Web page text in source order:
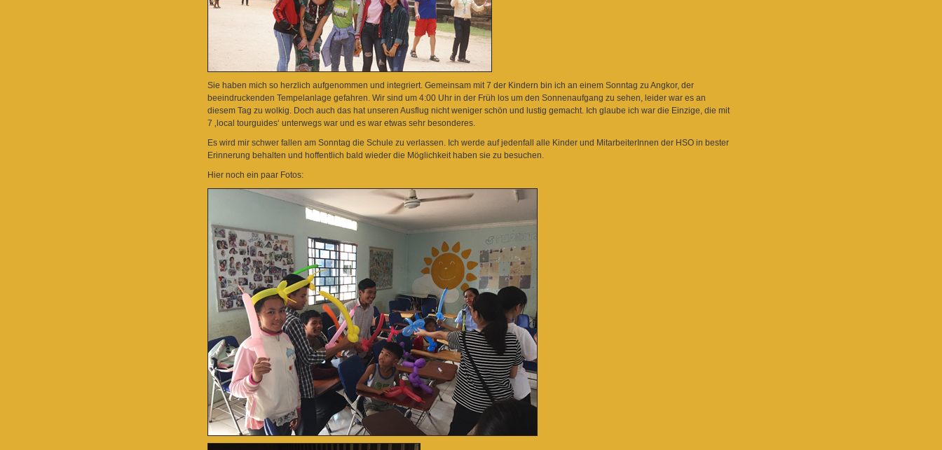
Sie haben mich so herzlich aufgenommen und integriert. Gemeinsam mit 7 der Kindern bin ich an einem Sonntag zu Angkor, der
beeindruckenden Tempelanlage gefahren. Wir sind um 4:00 Uhr in der Früh los um den Sonnenaufgang zu sehen, leider war es an
diesem Tag zu wolkig. Doch auch das hat unseren Ausflug nicht weniger schön und lustig gemacht. Ich glaube ich war die Einzige, die mit
7 ‚local tourguides‘ unterwegs war und es war etwas sehr besonderes.
Es wird mir schwer fallen am Sonntag die Schule zu verlassen. Ich werde auf jedenfall alle Kinder und MitarbeiterInnen der HSO in bester
Erinnerung behalten und hoffentlich bald wieder die Möglichkeit haben sie zu besuchen.
Hier noch ein paar Fotos: